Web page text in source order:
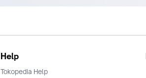
Help
Tokopedia Help